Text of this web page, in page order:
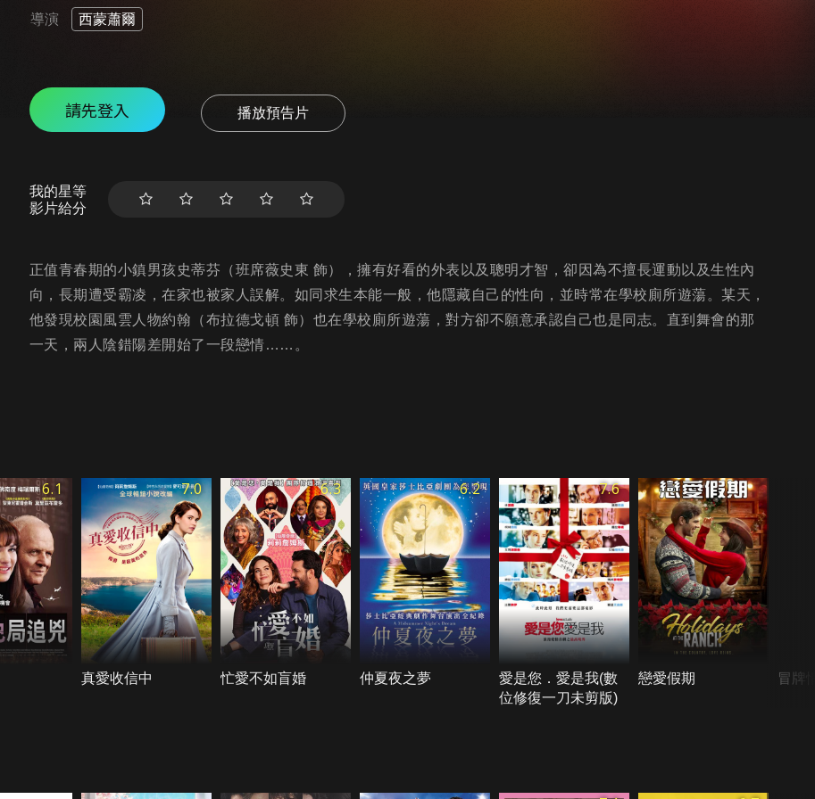
導演 西蒙蕭爾
請先登入 播放預告片
我的星等
影片給分
正值青春期的小鎮男孩史蒂芬（班席薇史東 飾），擁有好看的外表以及聰明才智，卻因為不擅長運動以及生性內
向，長期遭受霸凌，在家也被家人誤解。如同求生本能一般，他隱藏自己的性向，並時常在學校廁所遊蕩。某天，
他發現校園風雲人物約翰（布拉德戈頓 飾）也在學校廁所遊蕩，對方卻不願意承認自己也是同志。直到舞會的那
一天，兩人陰錯陽差開始了一段戀情……。
6.1 7.0
真愛收信中
6.3
忙愛不如盲婚
6.2
仲夏夜之夢
7.6
愛是您．愛是我(數
位修復一刀未剪版)
戀愛假期 冒牌